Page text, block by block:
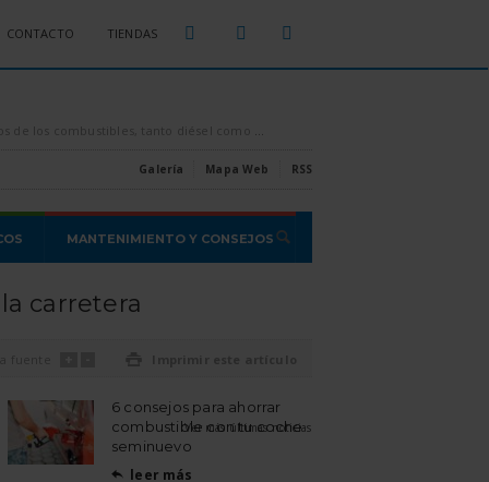
CONTACTO TIENDAS
por los aires, es conveniente intentar ahorrar todo el combustible que se pueda, [...]
Galería Mapa Web RSS
MANTENIMIENTO Y CONSEJOS
carretera
Ver más últimas noticias
6 consejos para ahorrar
combustible con tu coche
seminuevo
 leer más